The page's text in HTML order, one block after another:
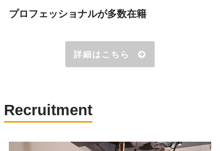
プロフェッショナルが多数在籍
詳細はこちら
Recruitment